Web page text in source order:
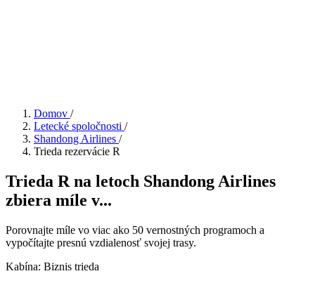
Domov /
Letecké spoločnosti /
Shandong Airlines /
Trieda rezervácie R
Trieda R na letoch Shandong Airlines
zbiera míle v...
Porovnajte míle vo viac ako 50 vernostných programoch a
vypočítajte presnú vzdialenosť svojej trasy.
Kabína: Biznis trieda